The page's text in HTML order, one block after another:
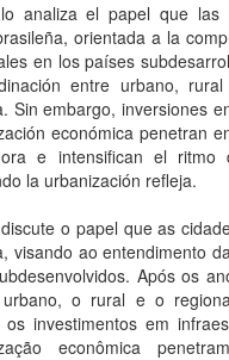
analiza el papel que las
orientada a la
en los países
entre urbano,
Sin embargo, inversiones
económica penetran
e intensifican el ritmo
la urbanización refleja.
o papel que as
visando ao entendimento
Após os
o rural e o
os investimentos em
econômica